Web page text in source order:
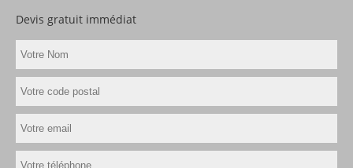
Devis gratuit immédiat